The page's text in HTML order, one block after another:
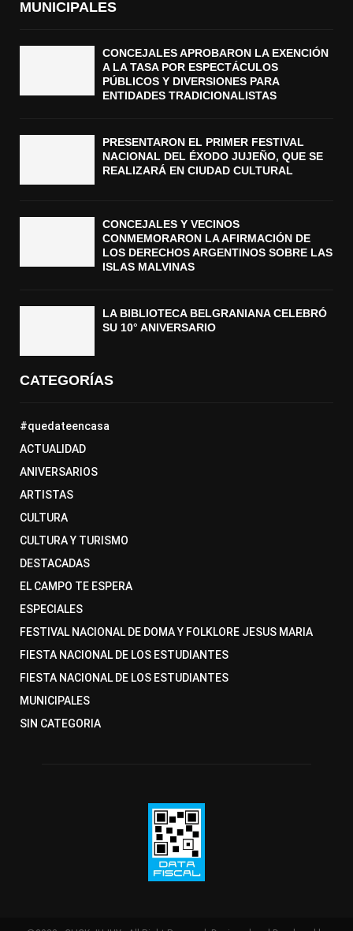
MUNICIPALES
CONCEJALES APROBARON LA EXENCIÓN
A LA TASA POR ESPECTÁCULOS
PÚBLICOS Y DIVERSIONES PARA
ENTIDADES TRADICIONALISTAS
PRESENTARON EL PRIMER FESTIVAL
NACIONAL DEL ÉXODO JUJEÑO, QUE SE
REALIZARÁ EN CIUDAD CULTURAL
CONCEJALES Y VECINOS
CONMEMORARON LA AFIRMACIÓN DE
LOS DERECHOS ARGENTINOS SOBRE LAS
ISLAS MALVINAS
LA BIBLIOTECA BELGRANIANA CELEBRÓ
SU 10° ANIVERSARIO
CATEGORÍAS
#quedateencasa
ACTUALIDAD
ANIVERSARIOS
ARTISTAS
CULTURA
CULTURA Y TURISMO
DESTACADAS
EL CAMPO TE ESPERA
ESPECIALES
FESTIVAL NACIONAL DE DOMA Y FOLKLORE JESUS MARIA
FIESTA NACIONAL DE LOS ESTUDIANTES
FIESTA NACIONAL DE LOS ESTUDIANTES
MUNICIPALES
SIN CATEGORIA